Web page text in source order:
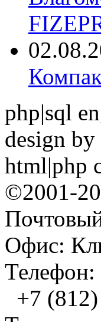
php|sql
design by
html|php
©2001-
Офис:
+7